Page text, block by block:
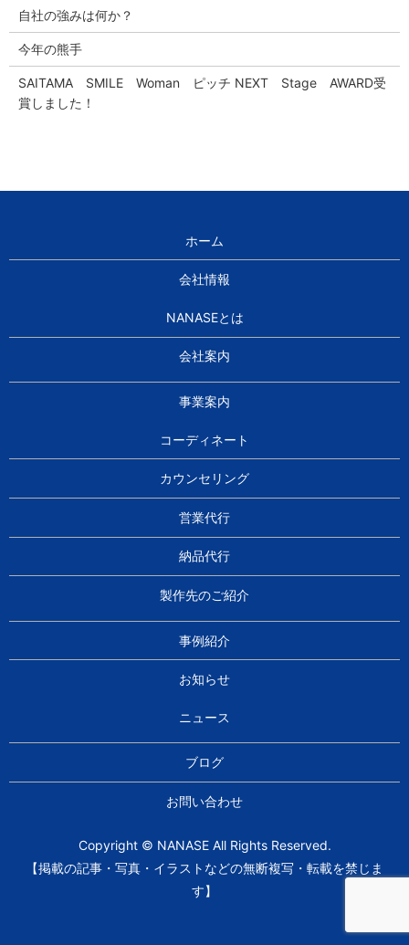
自社の強みは何か？
今年の熊手
SAITAMA SMILE Woman ピッチ NEXT Stage AWARD受
賞しました！
ホーム
会社情報
NANASEとは
会社案内
事業案内
コーディネート
カウンセリング
営業代行
納品代行
製作先のご紹介
事例紹介
お知らせ
ニュース
ブログ
お問い合わせ
Copyright © NANASE All Rights Reserved.
【掲載の記事・写真・イラストなどの無断複写・転載を禁じま
す】